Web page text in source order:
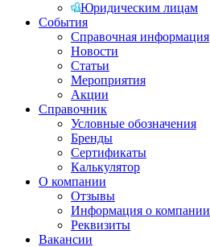
Юридическим лицам
События
Справочная информация
Новости
Статьи
Мероприятия
Акции
Справочник
Условные обозначения
Бренды
Сертификаты
Калькулятор
О компании
Отзывы
Информация о компании
Реквизиты
Вакансии